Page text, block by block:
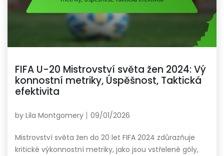
FIFA U-20 Mistrovství světa žen 2024: Vý
konnostní metriky, Úspěšnost, Taktická
efektivita
by Lila Montgomery 09/01/2026
Mistrovství světa žen do 20 let FIFA 2024 zdůrazňuje
kritické výkonnostní metriky, jako jsou vstřelené góly,